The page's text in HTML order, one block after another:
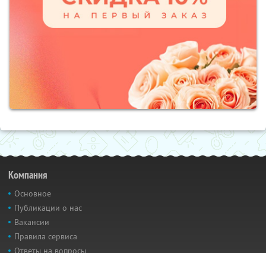
Компания
Основное
Публикации о нас
Вакансии
Правила сервиса
Ответы на вопросы